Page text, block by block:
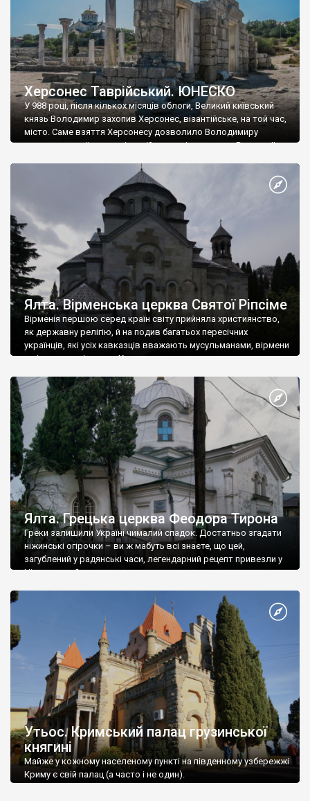
Херсонес Таврійський. ЮНЕСКО
У 988 році, після кількох місяців облоги, Великий київський
князь Володимир захопив Херсонес, візантійське, на той час,
місто. Саме взяття Херсонесу дозволило Володимиру
диктувати свої умови візантійському імператору Василю ІІ, та
Херсонесі Володимир-язичник, став Василем-християнином.
А потім було Хрещення Русі. На честь Херсонесу Таврійського
Ялта. Вірменська церква Святої Ріпсіме
Вірменія першою серед країн світу прийняла християнство,
як державну релігію, й на подив багатьох пересічних
українців, які усіх кавказців вважають мусульманами, вірмени
є відданими вірянами Христа
Ялта. Грецька церква Феодора Тирона
Греки залишили Україні чималий спадок. Достатньо згадати
ніжинські огірочки – ви ж мабуть всі знаєте, що цей,
загублений у радянські часи, легендарний рецепт привезли у
Ніжин греки?
Утьос. Кримський палац грузинської
княгині
Майже у кожному населеному пункті на південному узбережжі
Криму є свій палац (а часто і не один).